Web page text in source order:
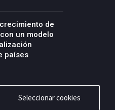
de
un modelo
países
Seleccionar cookies